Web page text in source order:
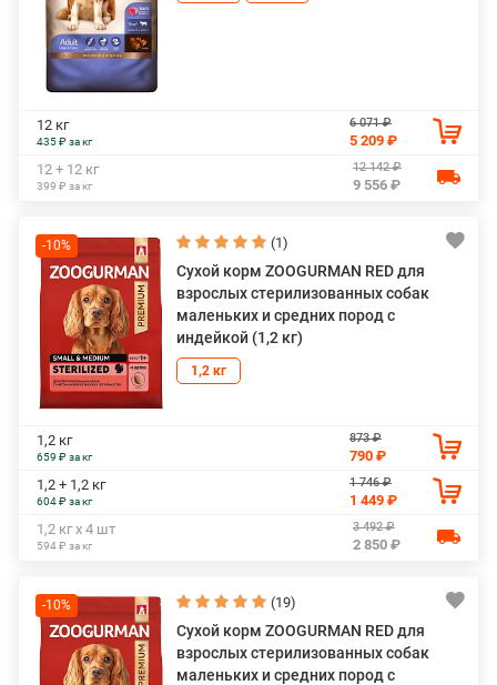
12 кг
435 ₽ за кг
6 071 ₽
5 209 ₽
12 + 12 кг
399 ₽ за кг
12 142 ₽
9 556 ₽
-10% (1)
Сухой корм ZOOGURMAN RED для
взрослых стерилизованных собак
маленьких и средних пород с
индейкой (1,2 кг)
1,2 кг
1,2 кг
659 ₽ за кг
873 ₽
790 ₽
1,2 + 1,2 кг
604 ₽ за кг
1 746 ₽
1 449 ₽
1,2 кг х 4 шт
594 ₽ за кг
3 492 ₽
2 850 ₽
-10% (19)
Сухой корм ZOOGURMAN RED для
взрослых стерилизованных собак
маленьких и средних пород с